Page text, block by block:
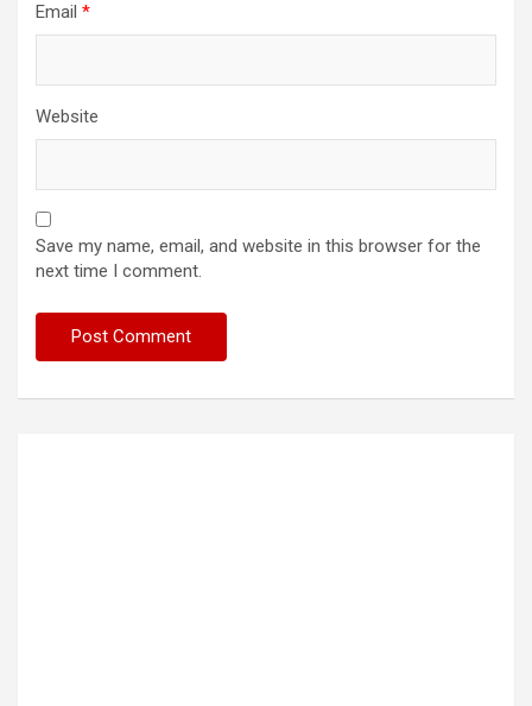
Email *
Website
Save my name, email, and website in this browser for the
next time I comment.